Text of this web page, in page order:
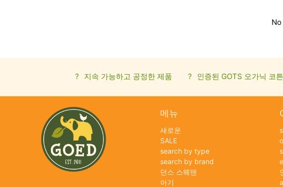
? 지속 가능하고 공정한 제품 ? 인증된 GOTS 오가닉 코튼
메뉴
새로운
SALE
search by type
search by brand
던스 스웨덴
아기